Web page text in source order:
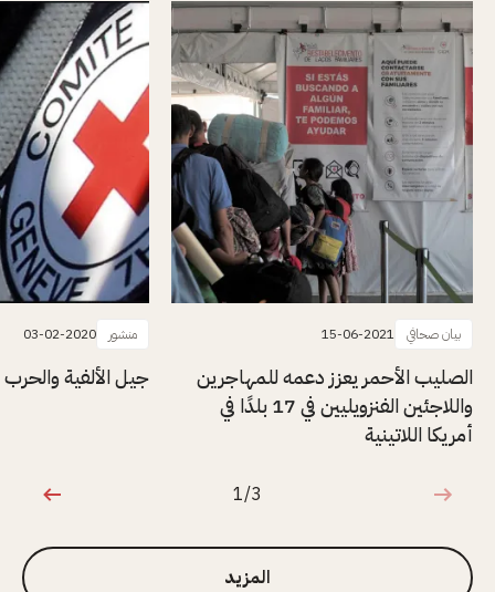
بيان صحافي 15-06-2021
الصليب الأحمر يعزز دعمه للمهاجرين
واللاجئين الفنزويليين في 17 بلدًا في
أمريكا اللاتينية
منشور 03-02-2020
جيل الألفية والحرب
1 من 3
1/3
المزيد